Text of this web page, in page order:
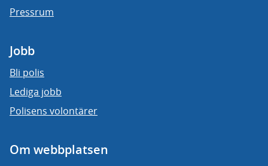
Pressrum
Jobb
Bli polis
Lediga jobb
Polisens volontärer
Om webbplatsen